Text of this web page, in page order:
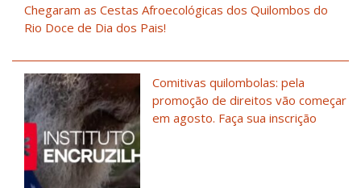
Chegaram as Cestas Afroecológicas dos Quilombos do
Rio Doce de Dia dos Pais!
Comitivas quilombolas: pela
promoção de direitos vão começar
em agosto. Faça sua inscrição